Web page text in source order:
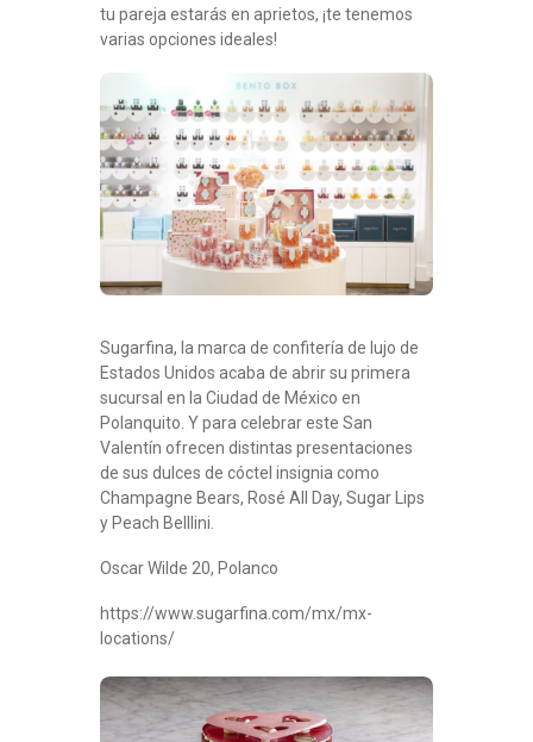
tu pareja estarás en aprietos, ¡te tenemos
varias opciones ideales!
Sugarfina, la marca de confitería de lujo de
Estados Unidos acaba de abrir su primera
sucursal en la Ciudad de México en
Polanquito. Y para celebrar este San
Valentín ofrecen distintas presentaciones
de sus dulces de cóctel insignia como
Champagne Bears, Rosé All Day, Sugar Lips
y Peach Belllini.
Oscar Wilde 20, Polanco
https://www.sugarfina.com/mx/mx-
locations/